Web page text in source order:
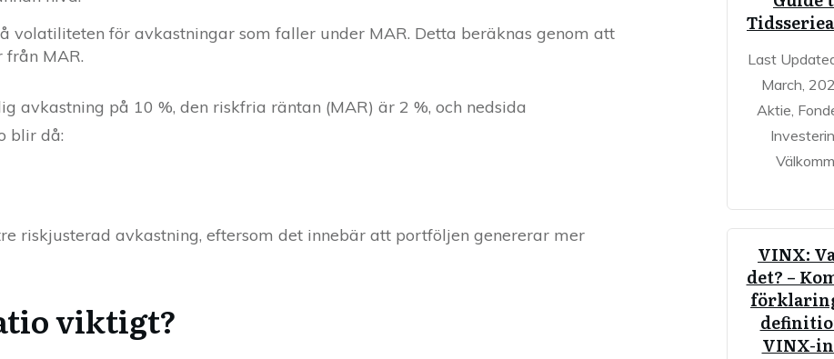
volatiliteten för avkastningar som faller under MAR. Detta beräknas genom att
MAR.
avkastning på 10 %, den riskfria räntan (MAR) är 2 %, och nedsida
blir då:
riskjusterad avkastning, eftersom det innebär att portföljen genererar mer
viktigt?
Last
March,
Aktie,
VINX:
det? –
VINX-